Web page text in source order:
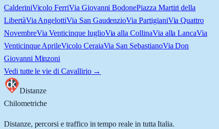
CalderiniVicolo FerriVia Giovanni BodonePiazza Martiri della
LibertàVia AngelottiVia San GaudenzioVia PartigianiVia Quattro
NovembreVia Venticinque luglioVia alla CollinaVia alla LancaVia
Venticinque AprileVicolo CeraiaVia San SebastianoVia Don
Giovanni Minzoni
Vedi tutte le vie di Cavallirio→
Distanze
Chilometriche
Distanze, percorsi e traffico in tempo reale in tutta Italia.